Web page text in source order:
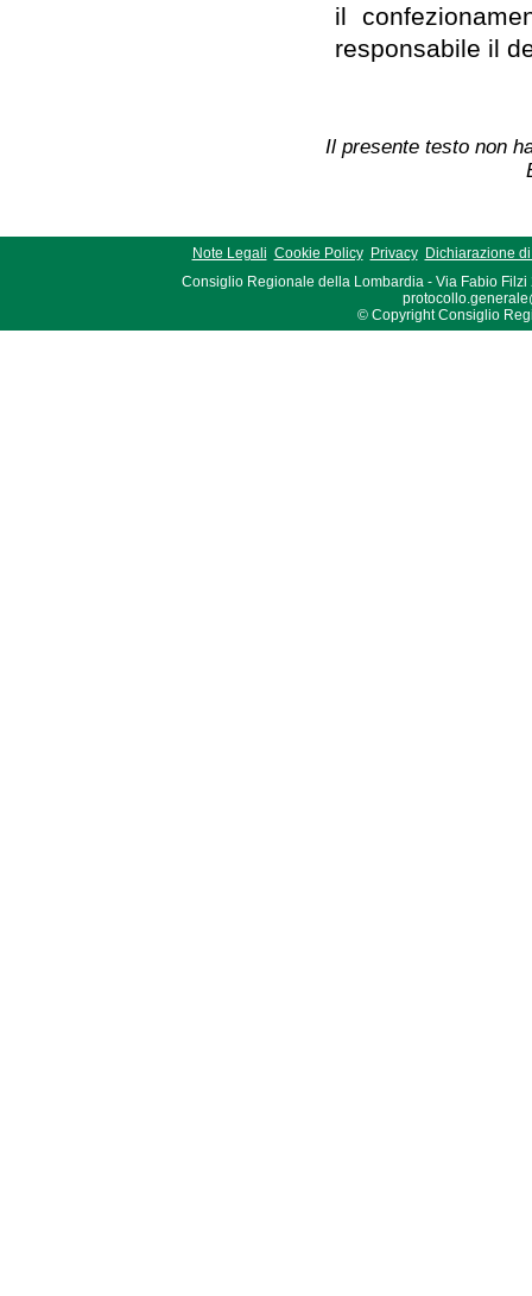
il
responsabile il
Il presente testo non
Note Legali Cookie Policy Privacy
Dichiarazione
Consiglio Regionale della Lombardia - Via Fabio Filzi
© Copyright Consiglio